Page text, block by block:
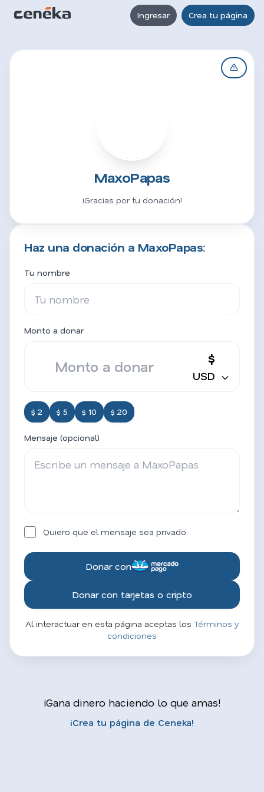
Ingresar Crea tu página
MaxoPapas
¡Gracias por tu donación!
Haz una donación a MaxoPapas:
Tu nombre
Monto a donar
$
USD
$ 2 $ 5 $ 10 $ 20
Mensaje (opcional)
Quiero que el mensaje sea privado.
Donar con
Donar con tarjetas o cripto
Al interactuar en esta página aceptas los Términos y
condiciones
¡Gana dinero haciendo lo que amas!
¡Crea tu página de Ceneka!